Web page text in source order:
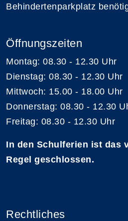
Behindertenparkplatz
Öffnungszeiten
Montag: 08.30 - 12.30 Uhr
Dienstag: 08.30 - 12.30 Uhr
Mittwoch: 15.00 - 18.00 Uhr
Donnerstag: 08.30 - 12.30
Freitag: 08.30 - 12.30 Uhr
In den Schulferien ist das
Regel geschlossen.
Rechtliches